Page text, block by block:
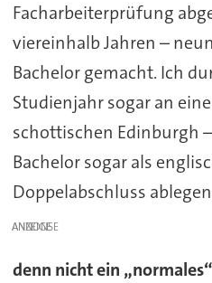
Facharbeiterprüfung
viereinhalb Jahren –
Bachelor gemacht. Ich
Studienjahr sogar an
schottischen Edinburgh
Bachelor sogar als
Doppelabschluss
ANZEIGE
denn nicht ein